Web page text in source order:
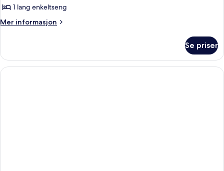
(Roam
Solo)
1 lang enkeltseng
Mer informasjon
Mer
(Roam
Solo)
Se priser